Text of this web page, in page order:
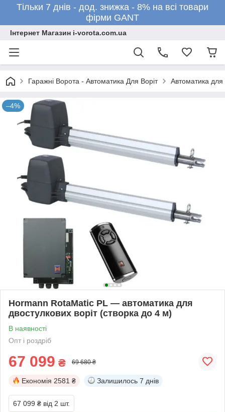
Тільки 7 днів - дод. знижка - 8% на всі товари
фірми GANT
Інтернет Магазин i-vorota.com.ua
Гаражні Ворота - Автоматика Для Воріт Автоматика для
–4%
Hormann RotaMatic PL — автоматика для
двостулкових воріт (створка до 4 м)
В наявності
Опт і роздріб
67 099 ₴ 69 680 ₴
Економія 2581 ₴ Залишилось 7 днів
67 099 ₴ від 2 шт.